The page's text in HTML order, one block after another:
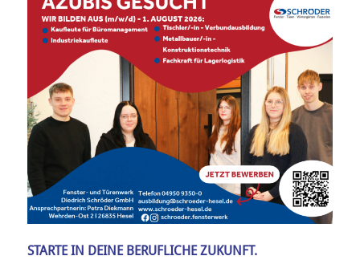
STARTE IN DEINE BERUFLICHE ZUKUNFT.